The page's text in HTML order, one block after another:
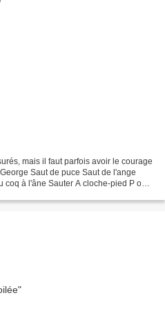
mais il faut parfois avoir le courage
Saut de puce Saut de l'ange
à l'âne Sauter A cloche-pied P our